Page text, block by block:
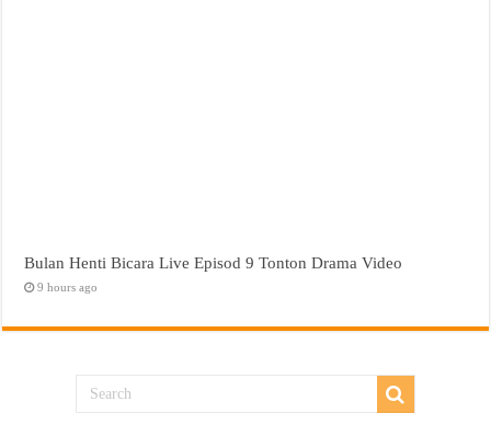
Bulan Henti Bicara Live Episod 9 Tonton Drama Video
9 hours ago